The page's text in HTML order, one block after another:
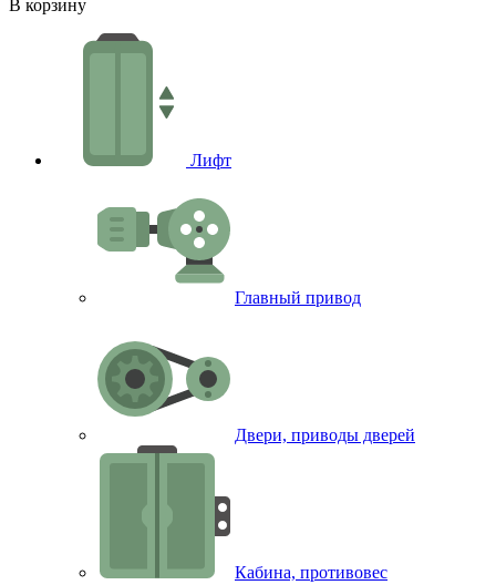
В корзину
Лифт
Главный привод
Двери, приводы дверей
Кабина, противовес